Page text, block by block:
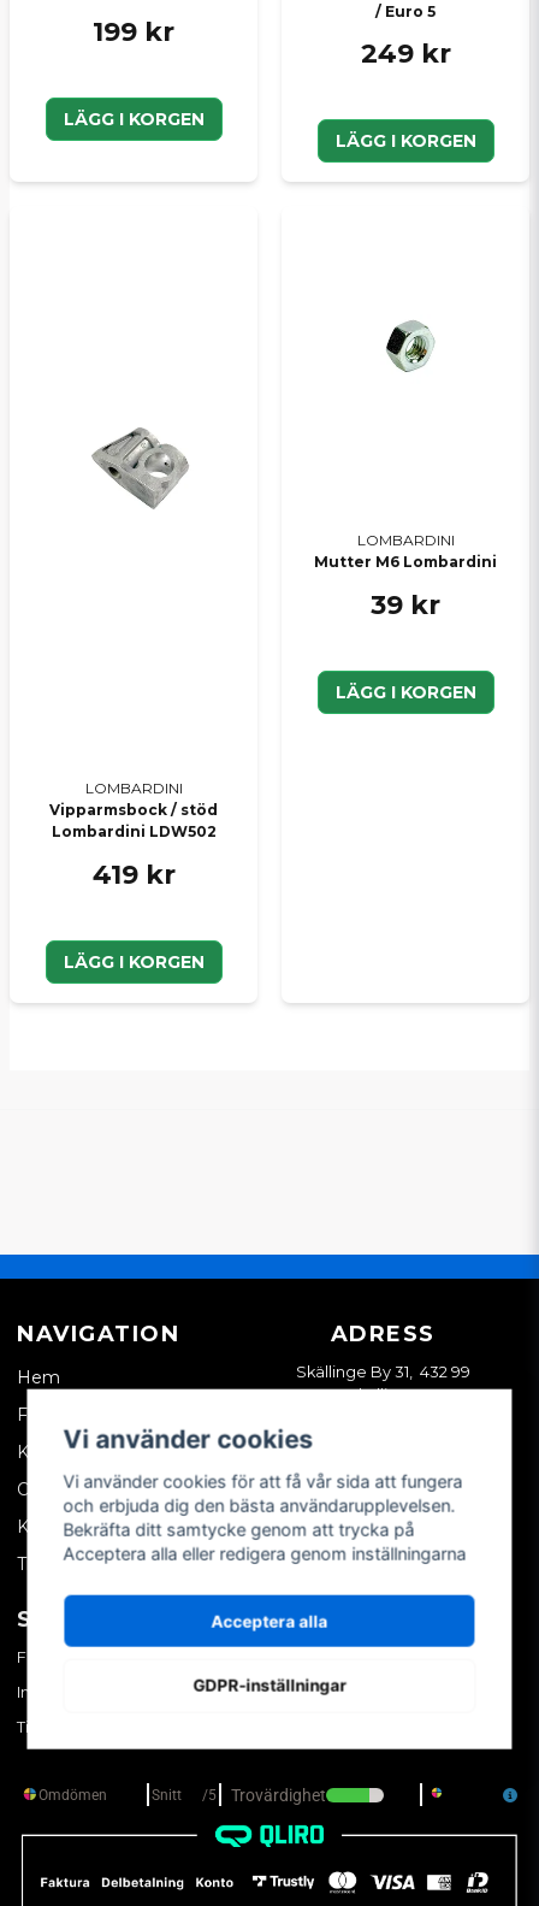
199 kr
LÄGG I KORGEN
/ Euro 5
249 kr
LÄGG I KORGEN
LOMBARDINI
Vipparmsbock / stöd
Lombardini LDW502
419 kr
LÄGG I KORGEN
LOMBARDINI
Mutter M6 Lombardini
39 kr
LÄGG I KORGEN
NAVIGATION
Hem
Företagskund
Kontakta oss
Om oss
Köpvillkor
Tips & trix
ADRESS
Skällinge By 31, 432 99
Skällinge
SOCIALA MEDIER
Facebook
Instagram
TikTok
MITT KONTO
Skapa konto
Vi använder cookies
Vi använder cookies för att få vår sida att fungera
och erbjuda dig den bästa användarupplevelsen.
Bekräfta ditt samtycke genom att trycka på
Acceptera alla eller redigera genom inställningarna
Acceptera alla
GDPR-inställningar